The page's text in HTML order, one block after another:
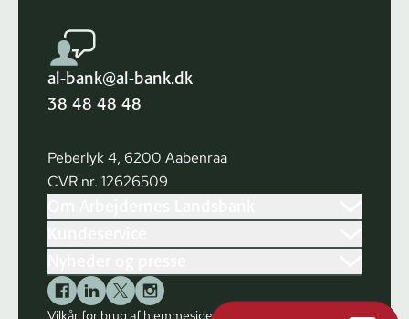
al-bank@al-bank.dk
38 48 48 48
Peberlyk 4, 6200 Aabenraa
CVR nr. 12626509
Vilkår for brug af hjemmesiden